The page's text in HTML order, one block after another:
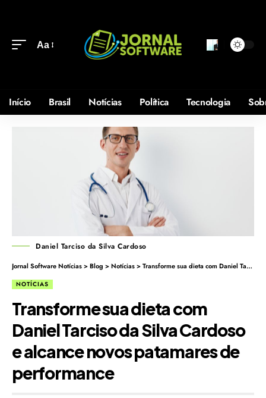
Aa
Início Brasil Notícias Política Tecnologia
Daniel Tarciso da Silva Cardoso
Jornal Software Notícias>Blog >Notícias>Transforme sua dieta com Daniel Tarciso da Silva Cardoso e alcance novos patamares de performance
NOTÍCIAS
Transforme sua dieta com
Daniel Tarciso da Silva Cardoso
e alcance novos patamares de
performance